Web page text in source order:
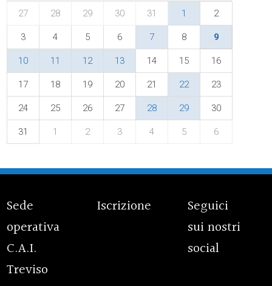
27 28 29 30 31 1 2
3 4 5 6 7 8 9
10 11 12 13 14 15 16
17 18 19 20 21 22 23
24 25 26 27 28 29 30
31 1 2 3 4 5 6
Sede
operativa
C.A.I.
Treviso
Iscrizione
Seguici
sui nostri
social